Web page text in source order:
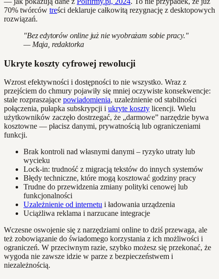
70% twórców treści deklaruje całkowitą rezygnację z desktopowych
rozwiązań.
"Bez edytorów online już nie wyobrażam sobie pracy."
— Maja, redaktorka
Ukryte koszty cyfrowej rewolucji
Wzrost efektywności i dostępności to nie wszystko. Wraz z
przejściem do chmury pojawiły się mniej oczywiste konsekwencje:
stale rozpraszające powiadomienia, uzależnienie od stabilności
połączenia, pułapka subskrypcji i ukryte koszty licencji. Wielu
użytkowników zaczęło dostrzegać, że „darmowe” narzędzie bywa
kosztowne — płacisz danymi, prywatnością lub ograniczeniami
funkcji.
Brak kontroli nad własnymi danymi – ryzyko utraty lub
wycieku
Lock-in: trudność z migracją tekstów do innych systemów
Błędy techniczne, które mogą kosztować godziny pracy
Trudne do przewidzenia zmiany polityki cenowej lub
funkcjonalności
Uzależnienie od internetu i ładowania urządzenia
Uciążliwa reklama i narzucane integracje
Wczesne oswojenie się z narzędziami online to dziś przewaga, ale
też zobowiązanie do świadomego korzystania z ich możliwości i
ograniczeń. W przeciwnym razie, szybko możesz się przekonać, że
wygoda nie zawsze idzie w parze z bezpieczeństwem i
niezależnością.